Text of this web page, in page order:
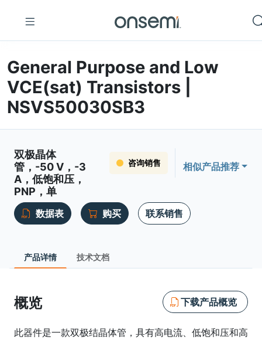
General Purpose and Low
VCE(sat) Transistors |
NSVS50030SB3
双极晶体
管，-50 V，-3
A，低饱和压，
PNP，单
咨询销售 相似产品推荐
数据表 购买 联系销售
产品详情 技术文档
概览 下载产品概览
此器件是一款双极结晶体管，具有高电流、低饱和压和高